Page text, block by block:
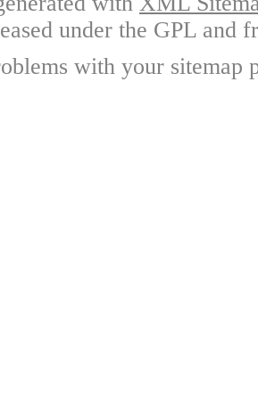
under the GPL and
with your sitemap